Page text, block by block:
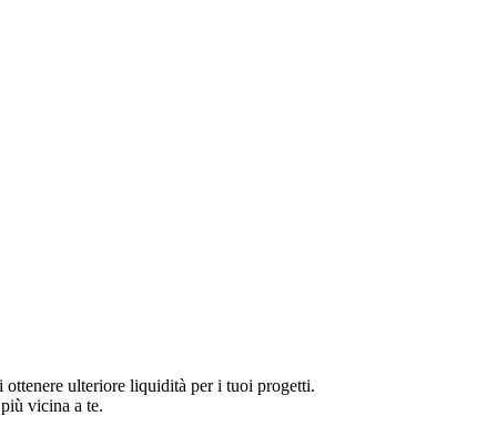
ulteriore liquidità per i tuoi progetti.
vicina a te.